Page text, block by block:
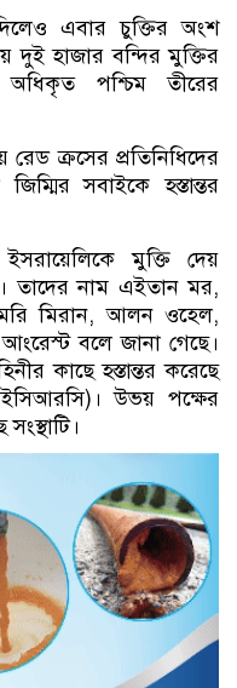
এবার চুক্তির অংশ
দুই হাজার বন্দির মুক্তির
পশ্চিম তীরের
ক্রসের প্রতিনিধিদের
সবাইকে হস্তান্তর
মুক্তি দেয়
তাদের নাম এইতান মর,
মিরান, আলন ওহেল,
বলে জানা গেছে।
কাছে হস্তান্তর করেছে
উভয় পক্ষের